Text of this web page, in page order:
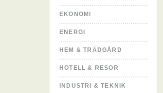
EKONOMI
ENERGI
HEM & TRÄDGÅRD
HOTELL & RESOR
INDUSTRI & TEKNIK